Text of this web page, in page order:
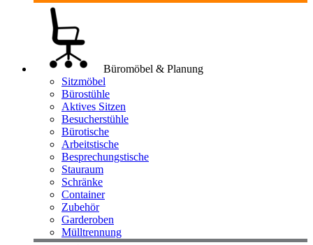
Büromöbel & Planung
Sitzmöbel
Bürostühle
Aktives Sitzen
Besucherstühle
Bürotische
Arbeitstische
Besprechungstische
Stauraum
Schränke
Container
Zubehör
Garderoben
Mülltrennung